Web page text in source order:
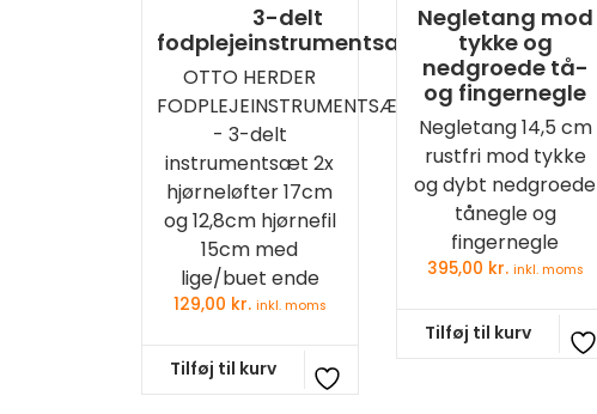
3-delt
fodplejeinstrumentsæt
OTTO HERDER
FODPLEJEINSTRUMENTSÆT
- 3-delt
instrumentsæt 2x
hjørneløfter 17cm
og 12,8cm hjørnefil
15cm med
lige/buet ende
129,00 kr. inkl. moms
Tilføj til kurv
Negletang mod
tykke og
nedgroede tå-
og fingernegle
Negletang 14,5 cm
rustfri mod tykke
og dybt nedgroede
tånegle og
fingernegle
395,00 kr. inkl. moms
Tilføj til kurv